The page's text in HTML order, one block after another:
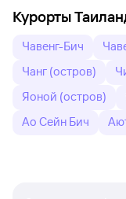
Курорты
Чавенг-Бич
Чанг (остров)
Яоной (остров)
Ао Сейн Бич